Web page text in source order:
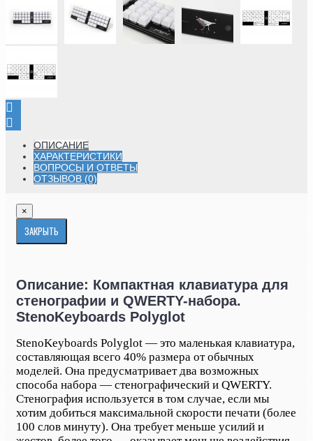
ОПИСАНИЕ
ХАРАКТЕРИСТИКИ
ВОПРОСЫ И ОТВЕТЫ
ОТЗЫВОВ (0)
×
ЗАКРЫТЬ
Описание: Компактная клавиатура для
стенографии и QWERTY-набора.
StenoKeyboards Polyglot
StenoKeyboards Polyglot — это маленькая клавиатура,
составляющая всего 40% размера от обычных
моделей. Она предусматривает два возможных
способа набора — стенографический и QWERTY.
Стенография используется в том случае, если мы
хотим добиться максимальной скорости печати (более
100 слов минуту). Она требует меньше усилий и